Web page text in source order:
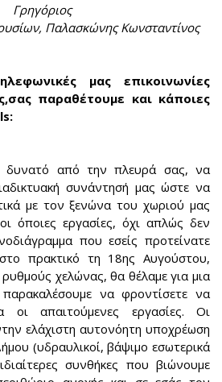
Γρηγόριος
Παλασκώνης Κωνσταντίνος
μας επικοινωνίες
παραθέτουμε και κάποιες
δυνατό από την πλευρά σας, να
συνάντησή μας ώστε να
με τον ξενώνα του χωριού μας
όποιες εργασίες, όχι απλώς δεν
που εσείς προτείνατε
πρακτικό τη 18ης Αυγούστου,
χελώνας, θα θέλαμε για μια
να φροντίσετε να
οι απαιτούμενες εργασίες. Οι
ελάχιστη αυτονόητη υποχρέωση
(υδραυλικοί, βάψιμο εσωτερικά
συνθήκες που βιώνουμε